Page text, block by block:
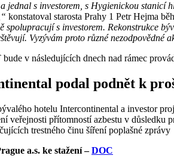
a jednal s investorem, s Hygienickou
konstatoval starosta Prahy 1 Petr Hejma
spolupracují s investorem. Rekonstrukce
Vyzývám proto různé
v následujících dnech nad rámec
podal podnět k
hotelu Intercontinental a investor
veřejnosti přítomností azbestu v
trestného činu šíření poplašné zprávy
a.s. ke stažení –DOC